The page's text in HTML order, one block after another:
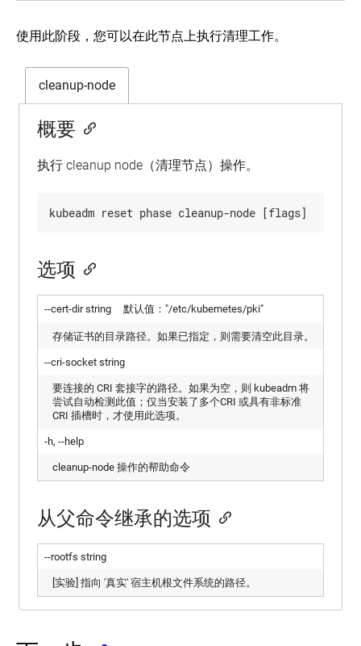
使用此阶段，您可以在此节点上执行清理工作。
cleanup-node
概要
执行 cleanup node（清理节点）操作。
选项
--cert-dir string 默认值："/etc/kubernetes/pki"
存储证书的目录路径。如果已指定，则需要清空此目录。
--cri-socket string
要连接的 CRI 套接字的路径。如果为空，则 kubeadm 将
尝试自动检测此值；仅当安装了多个CRI 或具有非标准
CRI 插槽时，才使用此选项。
-h, --help
cleanup-node 操作的帮助命令
从父命令继承的选项
--rootfs string
[实验] 指向 '真实' 宿主机根文件系统的路径。